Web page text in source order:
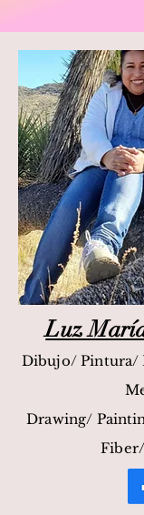
Luz
Dibujo/ Pintura/
Drawing/